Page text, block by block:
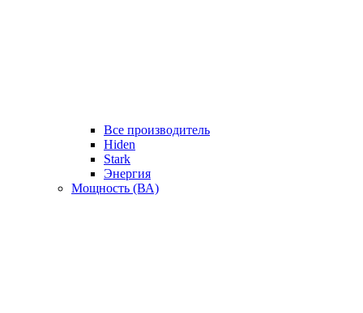
Все производитель
Hiden
Stark
Энергия
Мощность (ВА)